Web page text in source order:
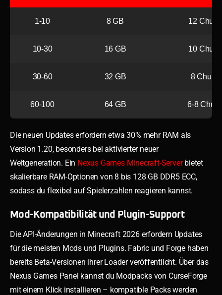
1-10 8 GB 12
10-30 16 GB 10
30-60 32 GB 8
60-100 64 GB 6-8
Die neuen Updates erfordern etwa 30% mehr RAM als
Version 1.20, besonders bei aktivierter neuer
Weltgeneration. Ein Nexus Games Minecraft-Serverbietet
skalierbare RAM-Optionen von 8 bis 128 GB DDR5 ECC,
sodass du flexibel auf Spielerzahlen reagieren kannst.
Mod-Kompatibilität und Plugin-Support
Die API-Änderungen in Minecraft 2026 erfordern Updates
für die meisten Mods und Plugins. Fabric und Forge haben
bereits Beta-Versionen ihrer Loader veröffentlicht. Über das
Nexus Games Panel kannst du Modpacks von CurseForge
mit einem Klick installieren – kompatible Packs werden